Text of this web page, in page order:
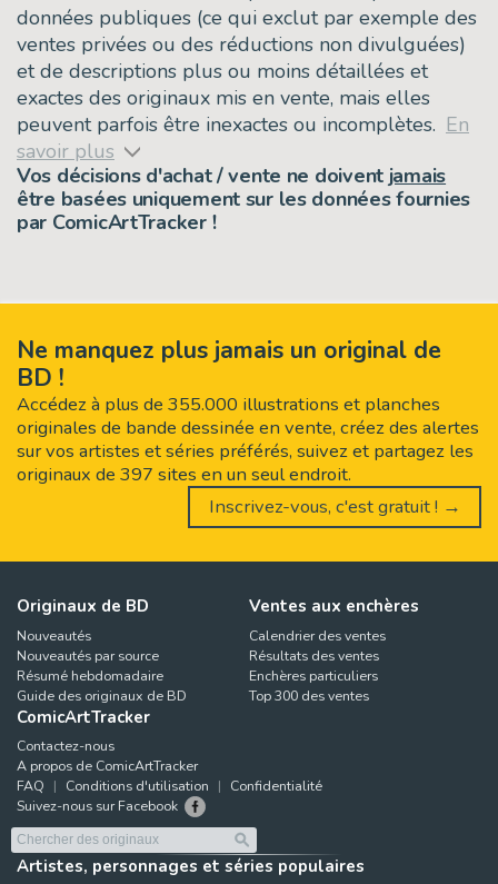
données publiques (ce qui exclut par exemple des
ventes privées ou des réductions non divulguées)
et de descriptions plus ou moins détaillées et
exactes des originaux mis en vente, mais elles
peuvent parfois être inexactes ou incomplètes. En
savoir plus
Vos décisions d'achat / vente ne doivent jamais
être basées uniquement sur les données fournies
par ComicArtTracker !
Ne manquez plus jamais un original de
BD !
Accédez à plus de 355.000 illustrations et planches
originales de bande dessinée en vente, créez des alertes
sur vos artistes et séries préférés, suivez et partagez les
originaux de 397 sites en un seul endroit.
Inscrivez-vous, c'est gratuit ! →
Originaux de BD
Nouveautés
Nouveautés par source
Résumé hebdomadaire
Guide des originaux de BD
Ventes aux enchères
Calendrier des ventes
Résultats des ventes
Enchères particuliers
Top 300 des ventes
ComicArtTracker
Contactez-nous
A propos de ComicArtTracker
FAQ
Conditions d'utilisation
Confidentialité
Suivez-nous sur Facebook
Artistes, personnages et séries populaires